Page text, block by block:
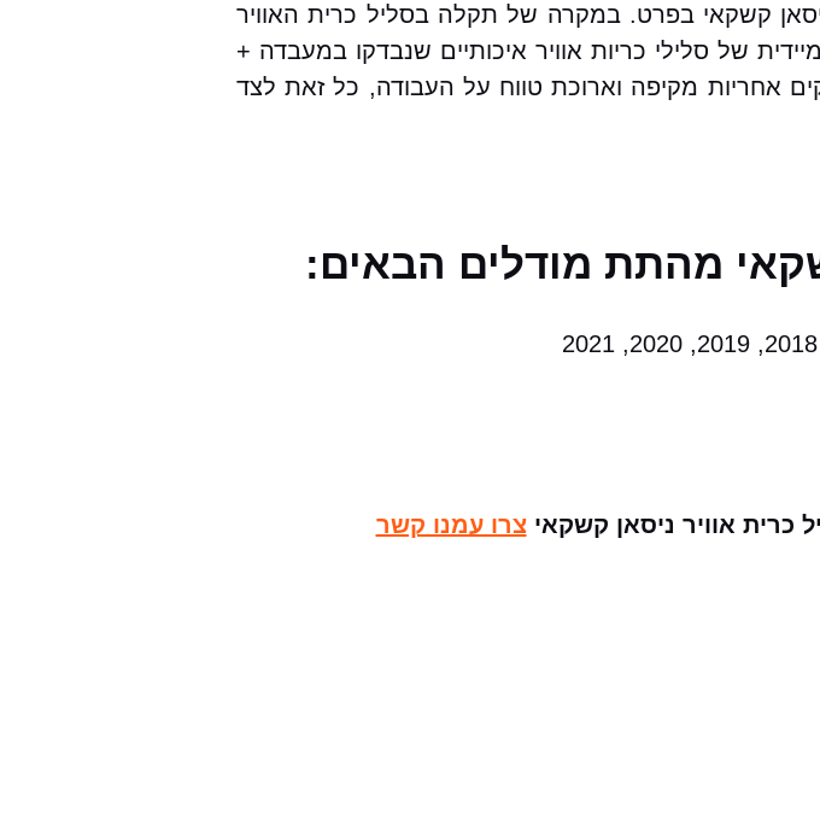
קשקאי בפרט. במקרה של תקלה בסליל כרית האוויר
של סלילי כריות אוויר איכותיים שנבדקו במעבדה +
אחריות מקיפה וארוכת טווח על העבודה, כל זאת לצד
מהתת מודלים הבאים:
כרית אוויר ניסאן קשקאיצרו עמנו קשר